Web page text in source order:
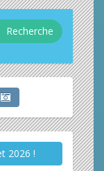
Recherche
2026 !